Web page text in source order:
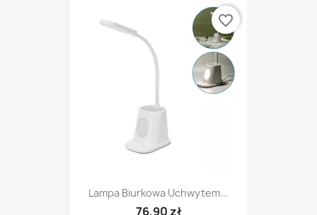
Lampa Biurkowa Uchwytem...
76,90 zł
favorite_border